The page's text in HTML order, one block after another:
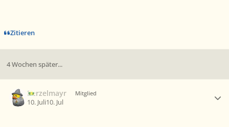
Zitieren
4 Wochen später...
Berzelmayr Mitglied
10. Juli10. Jul